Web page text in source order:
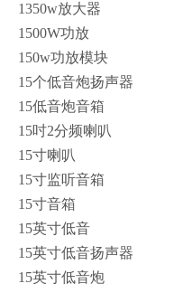
1350w放大器
1500W功放
150w功放模块
15个低音炮扬声器
15低音炮音箱
15吋2分频喇叭
15寸喇叭
15寸监听音箱
15寸音箱
15英寸低音
15英寸低音扬声器
15英寸低音炮